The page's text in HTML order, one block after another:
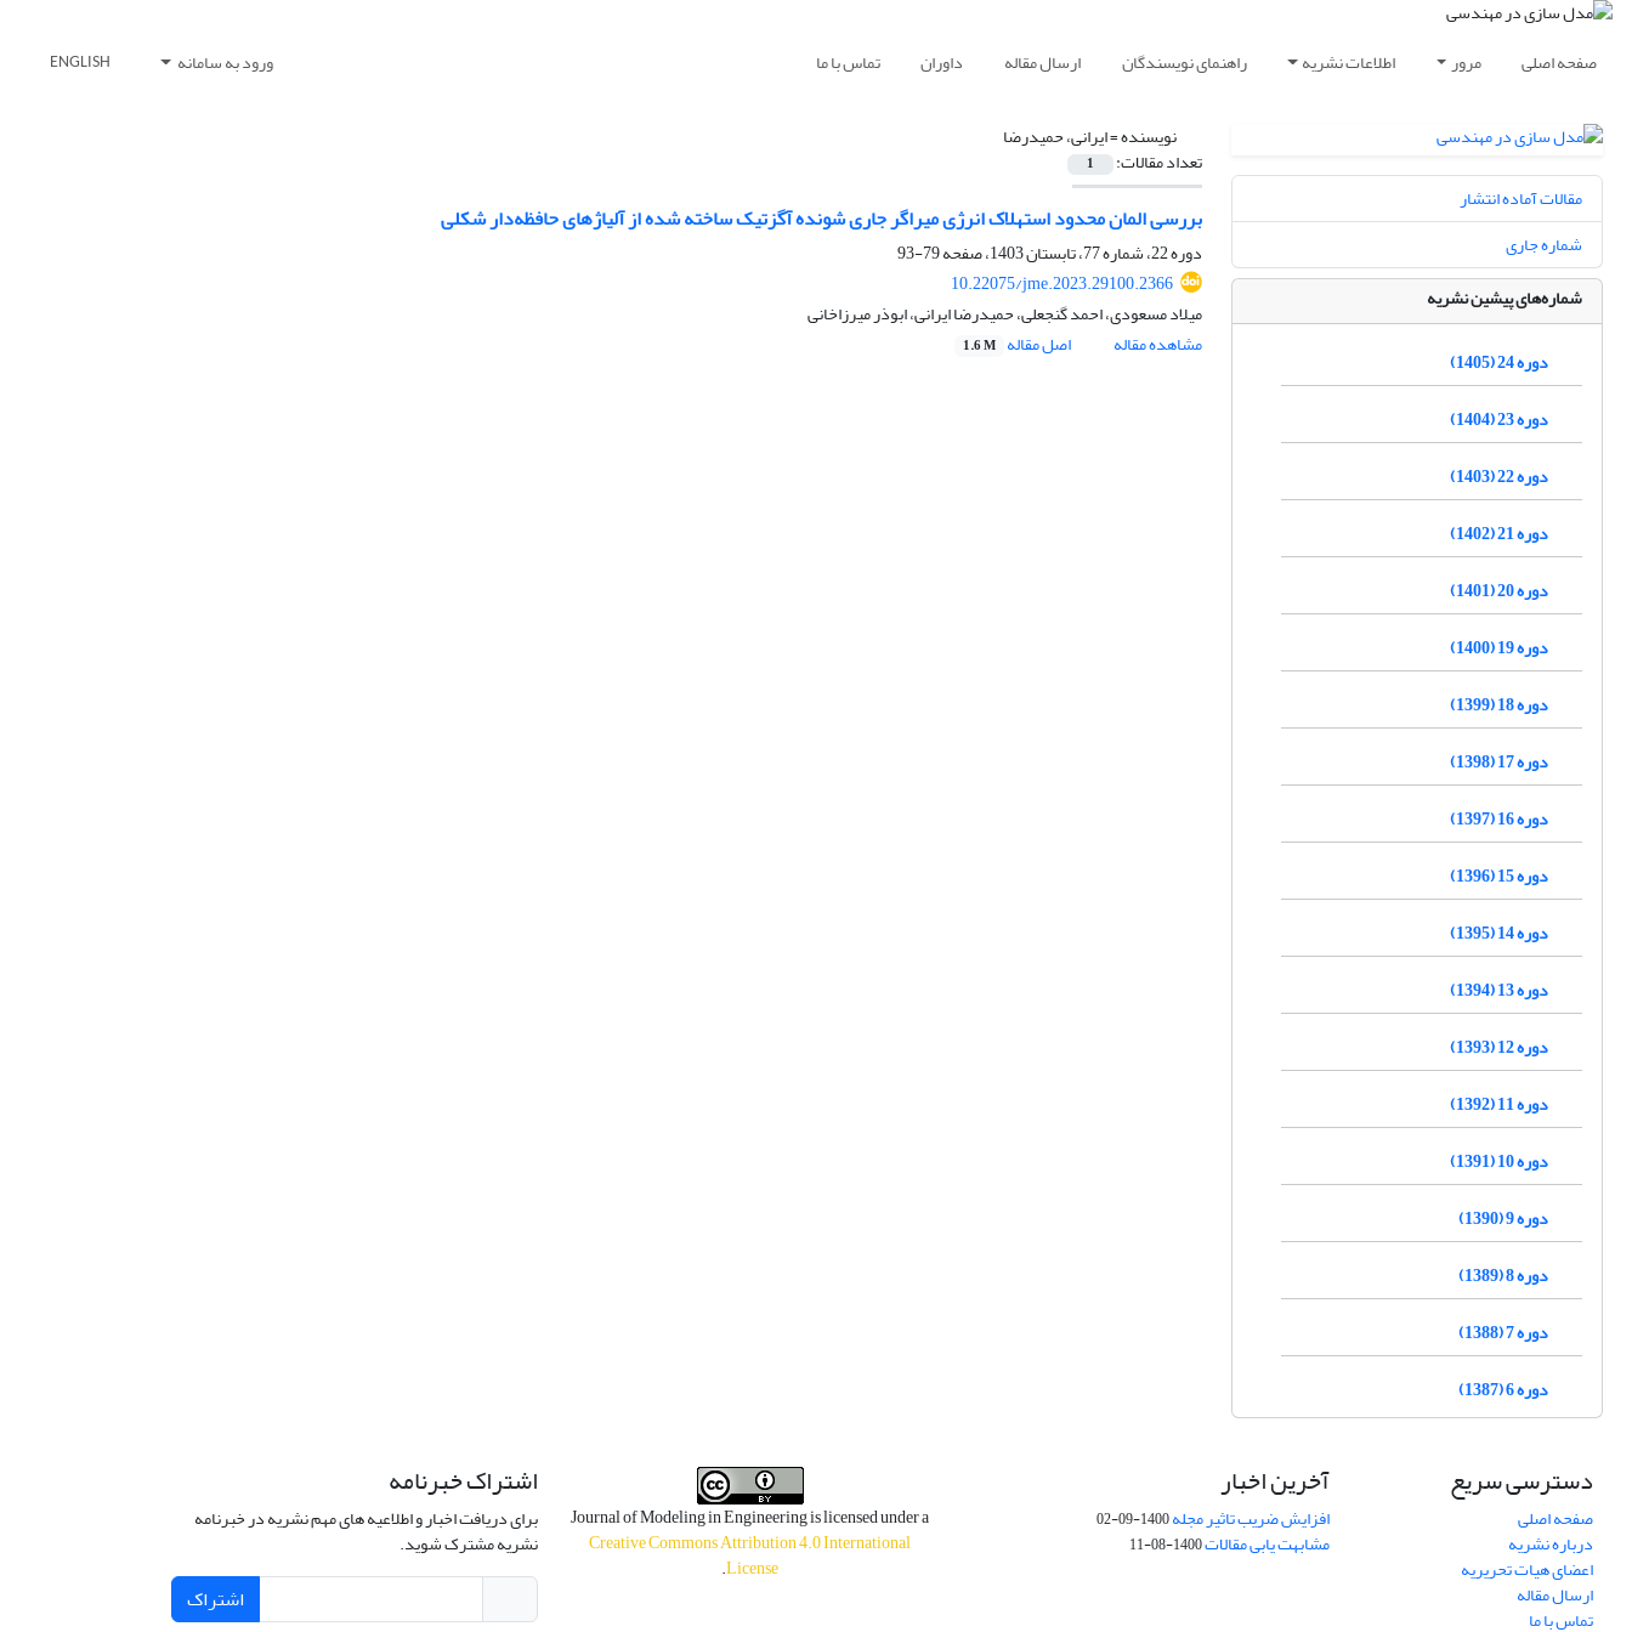
صفحه اصلی مرور اطلاعات نشریه راهنمای نویسندگان ارسال مقاله داوران تماس با ما ورود به سامانه ENGLISH
نویسنده =ایرانی، حمیدرضا
تعداد مقالات: 1
بررسی المان محدود استهلاک انرژی میراگر جاری شونده آگزتیک ساخته شده از آلیاژهای حافظه‌دار شکلی
دوره 22، شماره 77، تابستان 1403، صفحه
79-93
10.22075/jme.2023.29100.2366
میلاد مسعودی، احمد گنجعلی، حمیدرضا ایرانی، ابوذر میرزاخانی
مشاهده مقاله
اصل مقاله 1.6 M
مقالات آماده انتشار
شماره جاری
شماره‌های پیشین نشریه
دوره 24 (1405)
دوره 23 (1404)
دوره 22 (1403)
دوره 21 (1402)
دوره 20 (1401)
دوره 19 (1400)
دوره 18 (1399)
دوره 17 (1398)
دوره 16 (1397)
دوره 15 (1396)
دوره 14 (1395)
دوره 13 (1394)
دوره 12 (1393)
دوره 11 (1392)
دوره 10 (1391)
دوره 9 (1390)
دوره 8 (1389)
دوره 7 (1388)
دوره 6 (1387)
دسترسی سریع
صفحه اصلی
درباره نشریه
اعضای هیات تحریریه
ارسال مقاله
تماس با ما
آخرین اخبار
افزایش ضریب تاثیر مجله1400-09-02
مشابهت یابی مقالات1400-08-11
Journal of Modeling in Engineering is licensed under a
Creative Commons Attribution 4.0 International
License
.
اشتراک خبرنامه
برای دریافت اخبار و اطلاعیه های مهم نشریه در خبرنامه
نشریه مشترک شوید.
اشتراک